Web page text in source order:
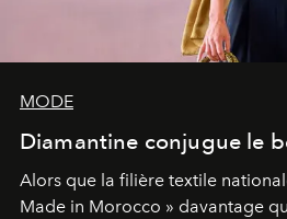
MODE
Diamantine conjugue le
Alors que la filière textile
Made in Morocco » davantage